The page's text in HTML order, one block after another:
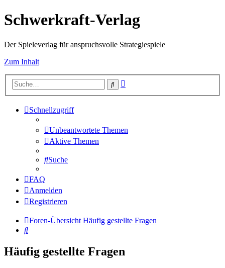
Schwerkraft-Verlag
Der Spieleverlag für anspruchsvolle Strategiespiele
Zum Inhalt
Suche
Schnellzugriff
Unbeantwortete Themen
Aktive Themen
Suche
FAQ
Anmelden
Registrieren
Foren-Übersicht Häufig gestellte Fragen
Suche
Häufig gestellte Fragen